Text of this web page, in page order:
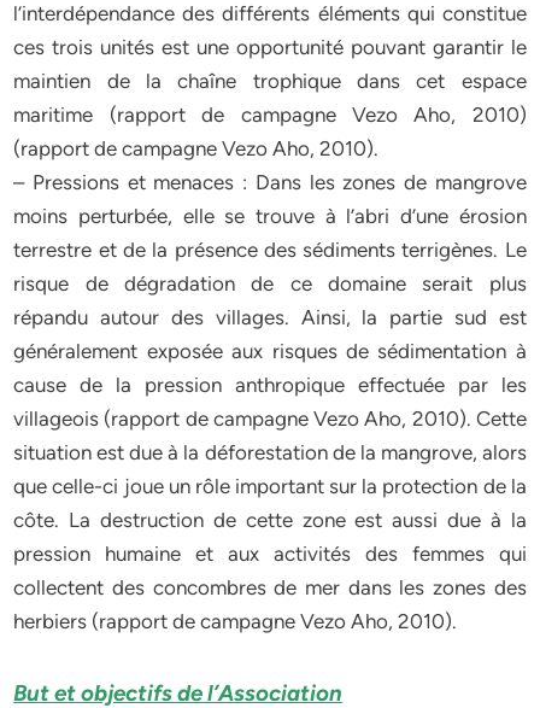
l’interdépendance des différents éléments qui constitue
ces trois unités est une opportunité pouvant garantir le
maintien de la chaîne trophique dans cet espace
maritime (rapport de campagne Vezo Aho, 2010)
(rapport de campagne Vezo Aho, 2010).
– Pressions et menaces : Dans les zones de mangrove
moins perturbée, elle se trouve à l’abri d’une érosion
terrestre et de la présence des sédiments terrigènes. Le
risque de dégradation de ce domaine serait plus
répandu autour des villages. Ainsi, la partie sud est
généralement exposée aux risques de sédimentation à
cause de la pression anthropique effectuée par les
villageois (rapport de campagne Vezo Aho, 2010). Cette
situation est due à la déforestation de la mangrove, alors
que celle-ci joue un rôle important sur la protection de la
côte. La destruction de cette zone est aussi due à la
pression humaine et aux activités des femmes qui
collectent des concombres de mer dans les zones des
herbiers (rapport de campagne Vezo Aho, 2010).
But et objectifs de l’Association